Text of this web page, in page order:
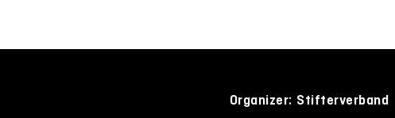
Organizer: Stifterverband